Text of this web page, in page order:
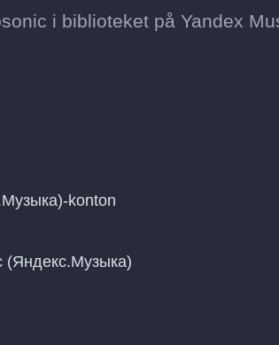
i biblioteket på Yandex
konton
(Яндекс.Музыка)